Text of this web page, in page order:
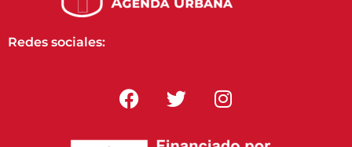
Redes sociales: